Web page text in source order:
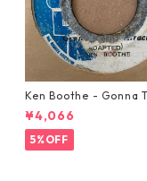
Ken Boothe - Gonna
Miracle【7-21362】
¥4,066
5%OFF